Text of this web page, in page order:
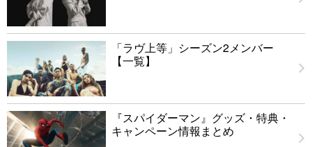
「ラヴ上等」シーズン2メンバー
【一覧】
『スパイダーマン』グッズ・特典・
キャンペーン情報まとめ